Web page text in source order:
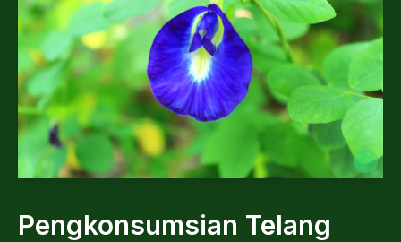
Pengkonsumsian Telang